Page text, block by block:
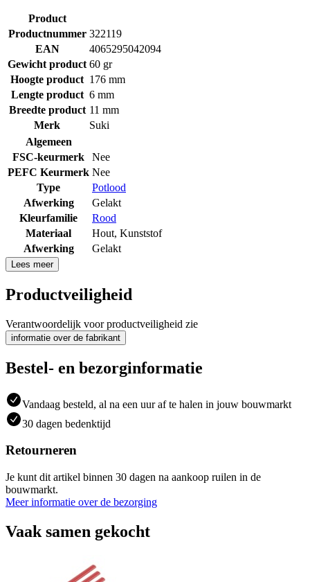
Product
Productnummer 322119
EAN
4065295042094
Gewicht product 60 gr
Hoogte product 176 mm
Lengte product 6 mm
Breedte product 11 mm
Merk
Suki
Algemeen
FSC-keurmerk
Nee
PEFC Keurmerk Nee
Type
Potlood
Afwerking
Gelakt
Kleurfamilie
Rood
Materiaal
Hout, Kunststof
Afwerking
Gelakt
Lees meer
Productveiligheid
Verantwoordelijk voor productveiligheid zie
informatie over de fabrikant
Bestel- en bezorginformatie
Vandaag besteld, al na een uur af te halen in jouw bouwmarkt
30 dagen bedenktijd
Retourneren
Je kunt dit artikel binnen 30 dagen na aankoop ruilen in de
bouwmarkt.
Meer informatie over de bezorging
Vaak samen gekocht